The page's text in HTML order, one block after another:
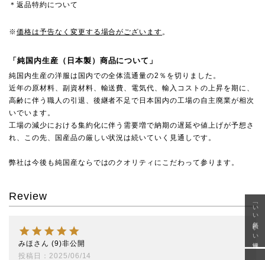
＊返品特約について
※価格は予告なく変更する場合がございます。
「純国内生産（日本製）商品について」
純国内生産の洋服は国内での全体流通量の2％を切りました。
近年の原材料、副資材料、輸送費、電気代、輸入コストの上昇を期に、
高齢に伴う職人の引退、後継者不足で日本国内の工場の自主廃業が相次
いでいます。
工場の減少における集約化に伴う需要増で納期の遅延や値上げが予想さ
れ、この先、国産品の厳しい状況は続いていく見通しです。
弊社は今後も純国産ならではのクオリティにこだわって参ります。
Review
みほ 9 非公開
投稿日
2025/06/14
「いい年齢 いい洋服」